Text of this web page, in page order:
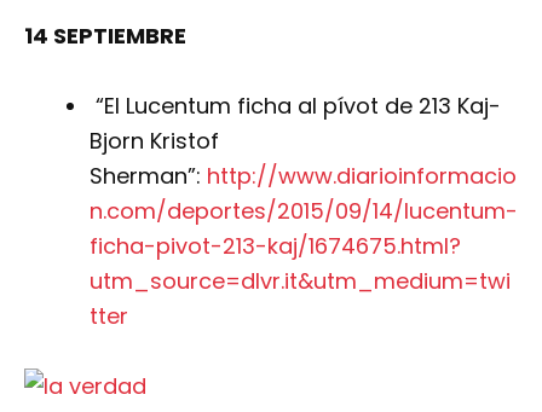
14 SEPTIEMBRE
“El Lucentum ficha al pívot de 213 Kaj-
Bjorn Kristof
Sherman”: http://www.diarioinformacio
n.com/deportes/2015/09/14/lucentum-
ficha-pivot-213-kaj/1674675.html?
utm_source=dlvr.it&utm_medium=twi
tter